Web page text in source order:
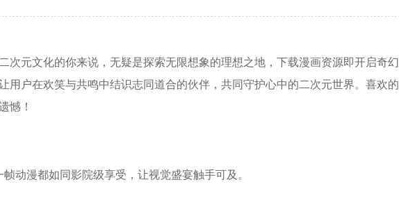
次元文化的你来说，无疑是探索无限想象的理想之地，下载漫画资源即开启奇幻
用户在欢笑与共鸣中结识志同道合的伙伴，共同守护心中的二次元世界。喜欢的
憾！
动漫都如同影院级享受，让视觉盛宴触手可及。